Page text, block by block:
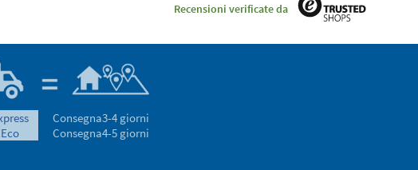
Recensioni verificate da
eco
Consegna3-4 giorni
Consegna4-5 giorni